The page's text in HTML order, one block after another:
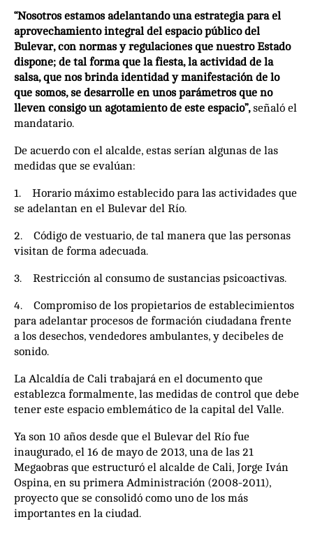
“Nosotros estamos adelantando una estrategia para el
aprovechamiento integral del espacio público del
Bulevar, con normas y regulaciones que nuestro Estado
dispone; de tal forma que la fiesta, la actividad de la
salsa, que nos brinda identidad y manifestación de lo
que somos, se desarrolle en unos parámetros que no
lleven consigo un agotamiento de este espacio”,señaló el
mandatario.
De acuerdo con el alcalde, estas serían algunas de las
medidas que se evalúan:
1. Horario máximo establecido para las actividades que
se adelantan en el Bulevar del Río.
2. Código de vestuario, de tal manera que las personas
visitan de forma adecuada.
3. Restricción al consumo de sustancias psicoactivas.
4. Compromiso de los propietarios de establecimientos
para adelantar procesos de formación ciudadana frente
a los desechos, vendedores ambulantes, y decibeles de
sonido.
La Alcaldía de Cali trabajará en el documento que
establezca formalmente, las medidas de control que debe
tener este espacio emblemático de la capital del Valle.
Ya son 10 años desde que el Bulevar del Río fue
inaugurado, el 16 de mayo de 2013, una de las 21
Megaobras que estructuró el alcalde de Cali, Jorge Iván
Ospina, en su primera Administración (2008-2011),
proyecto que se consolidó como uno de los más
importantes en la ciudad.